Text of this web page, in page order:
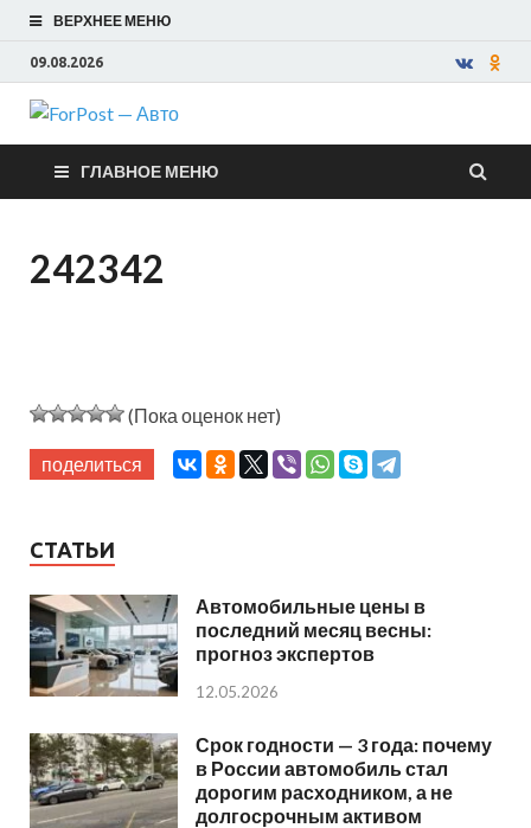
ВЕРХНЕЕ МЕНЮ
09.08.2026
ForPost —
Авто
ГЛАВНОЕ МЕНЮ
242342
(Пока оценок нет)
поделиться
СТАТЬИ
Автомобильные цены в
последний месяц весны:
прогноз экспертов
12.05.2026
Срок годности — 3 года: почему
в России автомобиль стал
дорогим расходником, а не
долгосрочным активом